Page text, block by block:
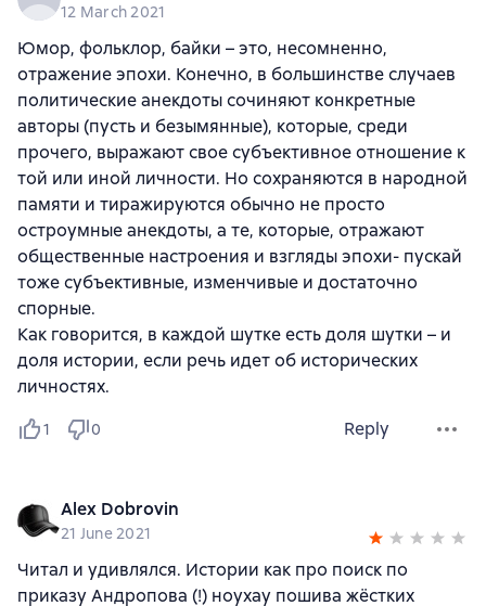
12 March 2021
Юмор, фольклор, байки – это, несомненно,
отражение эпохи. Конечно, в большинстве случаев
политические анекдоты сочиняют конкретные
авторы (пусть и безымянные), которые, среди
прочего, выражают свое субъективное отношение к
той или иной личности. Но сохраняются в народной
памяти и тиражируются обычно не просто
остроумные анекдоты, а те, которые, отражают
общественные настроения и взгляды эпохи- пускай
тоже субъективные, изменчивые и достаточно
спорные.
Как говорится, в каждой шутке есть доля шутки – и
доля истории, если речь идет об исторических
личностях.
1 0 Reply
Alex Dobrovin
21 June 2021
Читал и удивлялся. Истории как про поиск по
приказу Андропова (!) ноухау пошива жёстких